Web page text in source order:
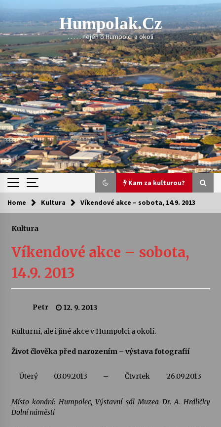
content
Humpolak.cz
. . . . . nejen o Humpolci a okolí
Kam za kulturou?
Kam za kulturou?
Sukuba Ensemble
4. 8. 2026
kapkou
Veselí muzikanti
Pozvánka na integrační festival Quijotova
šedesátka: 28. 7.–1. 8. 2026
Home Kultura Víkendové akce – sobota, 14.9. 2013
Kultura
Víkendové akce – sobota,
14.9. 2013
Petr 12. 9. 2013
Kulturní, ale i jiné akce v Humpolci a okolí.
Život člověka před narozením – výstava fotografií
Úterý 03.09.2013 – Čtvrtek 26.09.2013
Místo konání: Humpolec, Výstavní sál Muzea Dr. A. Hrdličky
Dolní náměstí